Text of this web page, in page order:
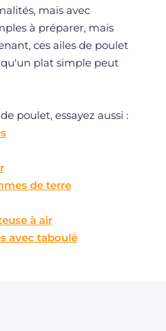
mais avec
à préparer, mais
ces ailes de poulet
plat simple peut
poulet, essayez aussi :
de terre
à air
avec taboulé